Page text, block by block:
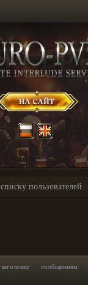
пользователей
заголовку сообщениям